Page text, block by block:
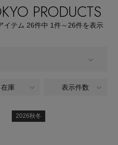
シルエット
ープ
タブレットケース
PRODUCTS
イテム 26件中 1件～26件を表示
ALL
全てのカテゴリ
在庫 表示件数
2026秋冬